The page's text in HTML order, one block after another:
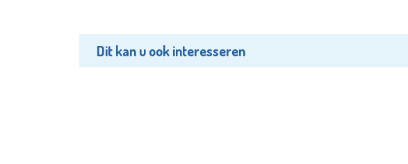
Dit kan u ook interesseren